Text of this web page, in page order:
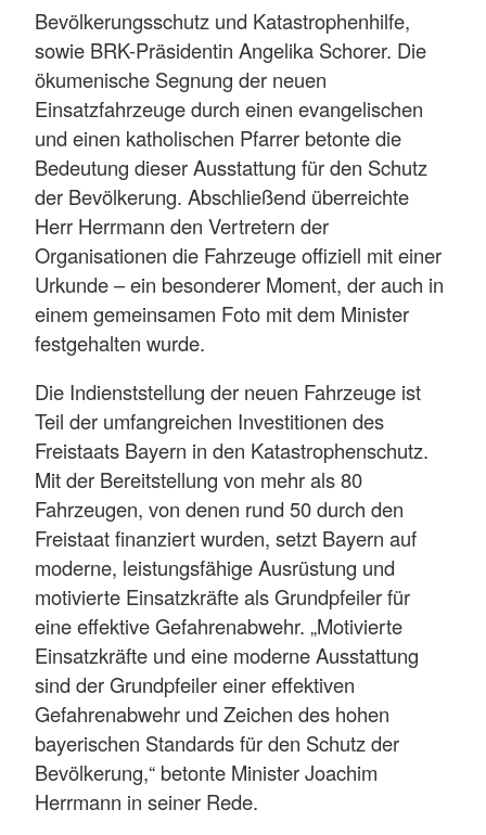
Bevölkerungsschutz und Katastrophenhilfe,
sowie BRK-Präsidentin Angelika Schorer. Die
ökumenische Segnung der neuen
Einsatzfahrzeuge durch einen evangelischen
und einen katholischen Pfarrer betonte die
Bedeutung dieser Ausstattung für den Schutz
der Bevölkerung. Abschließend überreichte
Herr Herrmann den Vertretern der
Organisationen die Fahrzeuge offiziell mit einer
Urkunde – ein besonderer Moment, der auch in
einem gemeinsamen Foto mit dem Minister
festgehalten wurde.
Die Indienststellung der neuen Fahrzeuge ist
Teil der umfangreichen Investitionen des
Freistaats Bayern in den Katastrophenschutz.
Mit der Bereitstellung von mehr als 80
Fahrzeugen, von denen rund 50 durch den
Freistaat finanziert wurden, setzt Bayern auf
moderne, leistungsfähige Ausrüstung und
motivierte Einsatzkräfte als Grundpfeiler für
eine effektive Gefahrenabwehr. „Motivierte
Einsatzkräfte und eine moderne Ausstattung
sind der Grundpfeiler einer effektiven
Gefahrenabwehr und Zeichen des hohen
bayerischen Standards für den Schutz der
Bevölkerung,“ betonte Minister Joachim
Herrmann in seiner Rede.